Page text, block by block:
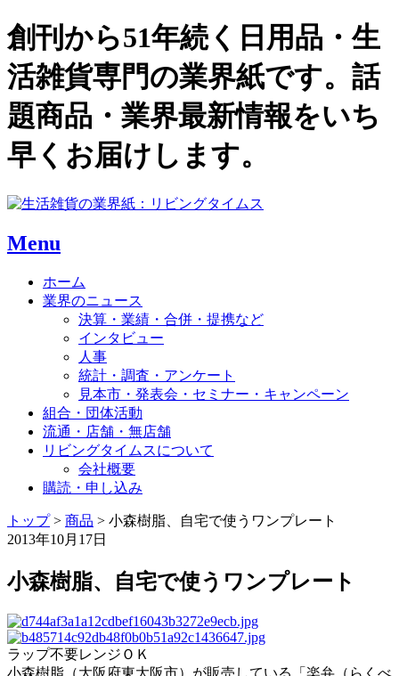
創刊から51年続く日用品・生
活雑貨専門の業界紙です。話
題商品・業界最新情報をいち
早くお届けします。
Menu
ホーム
業界のニュース
決算・業績・合併・提携など
インタビュー
人事
統計・調査・アンケート
見本市・発表会・セミナー・キャンペーン
組合・団体活動
流通・店舗・無店舗
リビングタイムスについて
会社概要
購読・申し込み
トップ> 商品 > 小森樹脂、自宅で使うワンプレート
2013年10月17日
小森樹脂、自宅で使うワンプレート
ラップ不要レンジＯＫ
小森樹脂（大阪府東大阪市）が販売している「楽弁（らくべ